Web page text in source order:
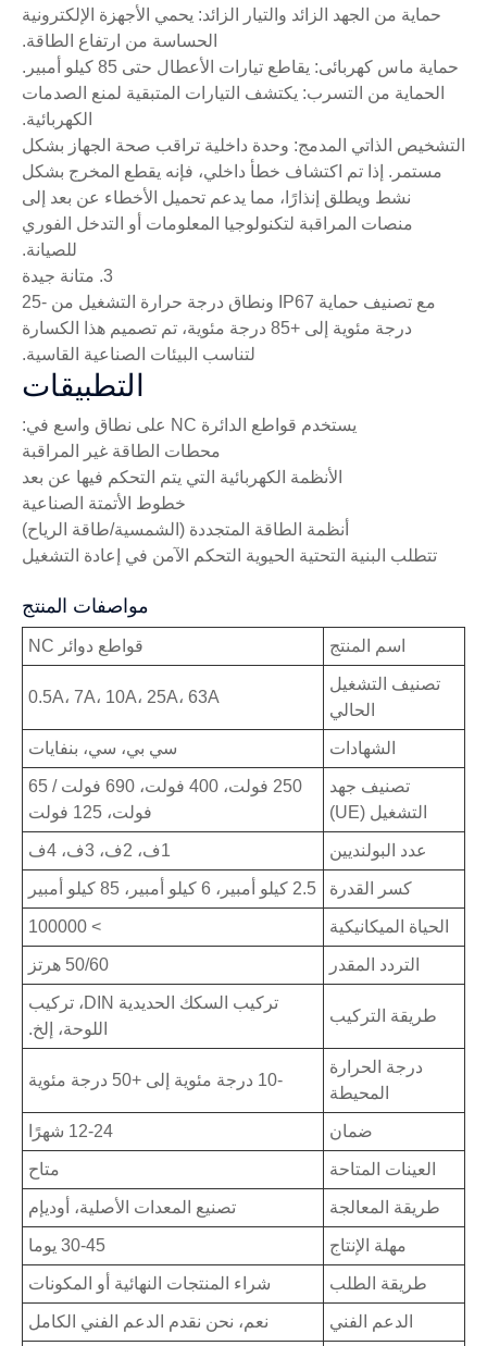
حماية من الجهد الزائد والتيار الزائد: يحمي الأجهزة الإلكترونية
الحساسة من ارتفاع الطاقة.
حماية ماس كهربائى: يقاطع تيارات الأعطال حتى 85 كيلو أمبير.
الحماية من التسرب: يكتشف التيارات المتبقية لمنع الصدمات
الكهربائية.
التشخيص الذاتي المدمج: وحدة داخلية تراقب صحة الجهاز بشكل
مستمر. إذا تم اكتشاف خطأ داخلي، فإنه يقطع المخرج بشكل
نشط ويطلق إنذارًا، مما يدعم تحميل الأخطاء عن بعد إلى
منصات المراقبة لتكنولوجيا المعلومات أو التدخل الفوري
للصيانة.
3. متانة جيدة
مع تصنيف حماية IP67 ونطاق درجة حرارة التشغيل من -25
درجة مئوية إلى +85 درجة مئوية، تم تصميم هذا الكسارة
لتناسب البيئات الصناعية القاسية.
التطبيقات
يستخدم قواطع الدائرة NC على نطاق واسع في:
محطات الطاقة غير المراقبة
الأنظمة الكهربائية التي يتم التحكم فيها عن بعد
خطوط الأتمتة الصناعية
أنظمة الطاقة المتجددة (الشمسية/طاقة الرياح)
تتطلب البنية التحتية الحيوية التحكم الآمن في إعادة التشغيل
مواصفات المنتج
اسم المنتج قواطع دوائر NC
تصنيف التشغيل
الحالي
0.5A، ​​7A، 10A، 25A، 63A
الشهادات سي بي، سي، بنفايات
تصنيف جهد
التشغيل (UE)
250 فولت، 400 فولت، 690 فولت / 65
فولت، 125 فولت
عدد البولنديين 1ف، 2ف، 3ف، 4ف
كسر القدرة 2.5 كيلو أمبير، 6 كيلو أمبير، 85 كيلو أمبير
الحياة الميكانيكية > 100000
التردد المقدر 50/60 هرتز
طريقة التركيب
تركيب السكك الحديدية DIN، تركيب
اللوحة، إلخ.
درجة الحرارة
المحيطة
-10 درجة مئوية إلى +50 درجة مئوية
ضمان 12-24 شهرًا
العينات المتاحة متاح
طريقة المعالجة تصنيع المعدات الأصلية، أوديإم
مهلة الإنتاج 30-45 يوما
طريقة الطلب شراء المنتجات النهائية أو المكونات
الدعم الفني نعم، نحن نقدم الدعم الفني الكامل